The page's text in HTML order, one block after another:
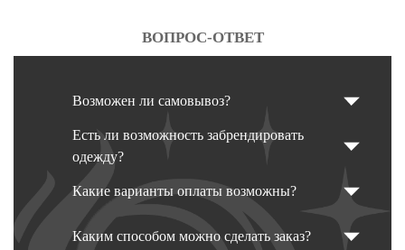
ВОПРОС-ОТВЕТ
Возможен ли самовывоз?
Есть ли возможность забрендировать
одежду?
Какие варианты оплаты возможны?
Каким способом можно сделать заказ?